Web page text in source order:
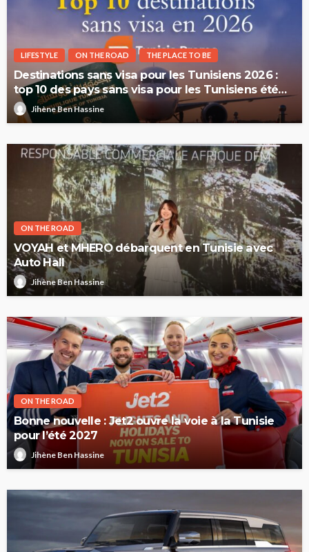
LIFESTYLE ON THE ROAD THE PLACE TO BE
Destinations sans visa pour les Tunisiens 2026 :
top 10 des pays sans visa pour les Tunisiens été
2026Jihène Ben Hassine
ON THE ROAD
VOYAH et MHERO débarquent en Tunisie avec
Auto Hall
Jihène Ben Hassine
ON THE ROAD
Bonne nouvelle : Jet2 ouvre la voie à la Tunisie
pour l’été 2027
Jihène Ben Hassine